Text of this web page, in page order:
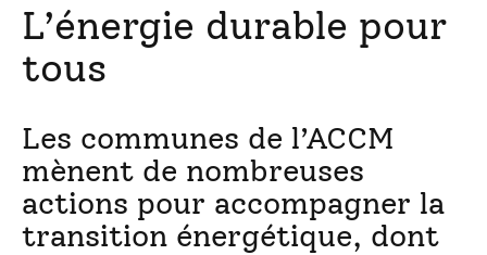
L’énergie durable pour
tous
Les communes de l’ACCM
mènent de nombreuses
actions pour accompagner la
transition énergétique, dont